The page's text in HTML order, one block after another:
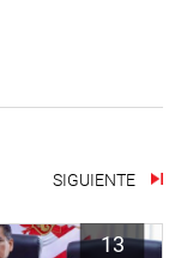
SIGUIENTE
13